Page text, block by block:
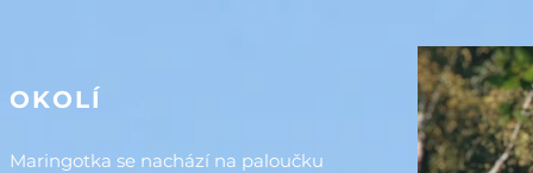
OKOLÍ
Maringotka se nachází na paloučku